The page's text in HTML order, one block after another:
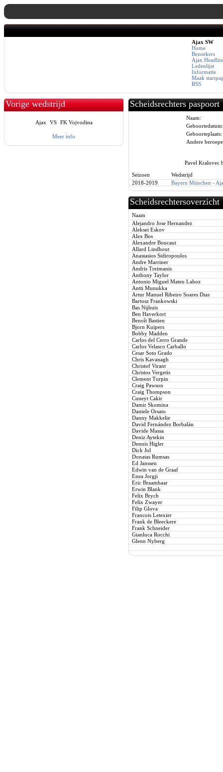
Ajax SW
Home
Bezoekers
Ajax
Ledenlijst
Informatie
Maak
RSS
Vorige wedstrijd
Ajax VS FK Vojvodina
Meer info
Scheidsrechters paspoort
Naam:
Geboortedatum:
Geboorteplaats:
Andere
Pavel Kralovec
Seizoen
Wedstrijd
2018-2019
Bayern München -
Scheidsrechtersoverzicht
Naam
Alejandro Jose Hernandez
Aleksei Eskov
Alex Bos
Alexandre Boucaut
Allard Lindhout
Anastasios Sidiropoulos
Andre Marriner
Andris Treimanis
Anthony Taylor
Antonio Miguel Mateu Lahoz
Antti Munukka
Artur Manuel Ribeiro Soares Dias
Bartosz Frankowski
Bas Nijhuis
Ben Haverkort
Benoît Bastien
Bjorn Kuipers
Bobby Madden
Carlos del Cerro Grande
Carlos Velasco Carballo
Cesar Soto Grado
Chris Kavanagh
Christof Virant
Christos Vergetis
Clement Turpin
Craig Pawson
Craig Thompson
Cuneyt Cakir
Damir Skomina
Daniele Orsato
Danny Makkelie
David Fernández Borbalán
Davide Massa
Deniz Aytekin
Dennis Higler
Dick Jol
Donatas Rumsas
Ed Janssen
Edwin van de Graaf
Enea Jorgji
Eric Braamhaar
Erwin Blank
Felix Brych
Felix Zwayer
Filip Glova
Francois Letexier
Frank de Bleeckere
Frank Schneider
Gianluca Rocchi
Glenn Nyberg